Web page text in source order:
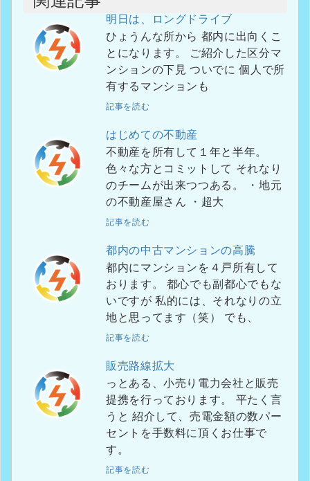
明日は、ロングドライブ
ひょうんな所から 都内に出向くこ
とになります。 ご紹介した区分マ
ンションの下見 ついでに 個人で所
有するマンションも
記事を読む
はじめての不動産
不動産を所有して１年と半年。
色々な方とコミットして それなり
のチームが出来つつある。 ・地元
の不動産屋さん ・超大
記事を読む
都内の中古マンションの高騰
都内にマンションを４戸所有して
おります。 都心でも副都心でもな
いですが 私的には、それなりの立
地と思ってます（笑） でも、
記事を読む
販売路線拡大
っとある、小売り電力会社と販売
提携を行っております。 平たく言
うと 紹介して、売電金額の数パー
セントを手数料に頂くお仕事で
す。
記事を読む